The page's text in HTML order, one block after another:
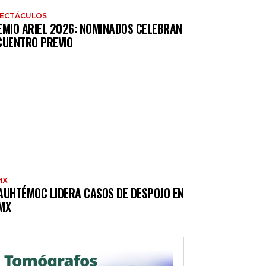
ARIEL 2026: NOMINADOS CELEBRAN
PREVIO
LIDERA CASOS DE DESPOJO EN